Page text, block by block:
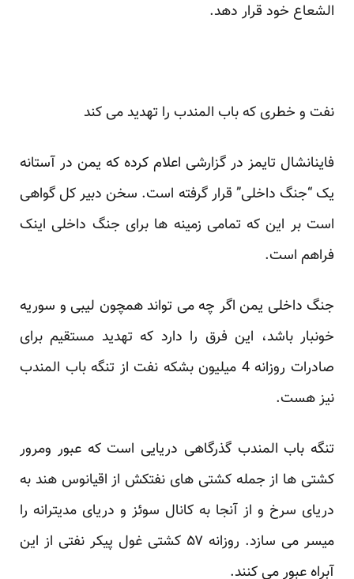
الشعاع خود قرار دهد.
نفت و خطری که باب المندب را تهدید می کند
فاینانشال تایمز در گزارشی اعلام کرده که یمن در آستانه
یک “جنگ داخلی” قرار گرفته است. سخن دبیر کل گواهی
است بر این که تمامی زمینه ها برای جنگ داخلی اینک
فراهم است.
جنگ داخلی یمن اگر چه می تواند همچون لیبی و سوریه
خونبار باشد، این فرق را دارد که تهدید مستقیم برای
صادرات روزانه 4 میلیون بشکه نفت از تنگه باب المندب
نیز هست.
تنگه باب المندب گذرگاهی دریایی است که عبور ومرور
کشتی ها از جمله کشتی های نفتکش از اقیانوس هند به
دریای سرخ و از آنجا به کانال سوئز و دریای مدیترانه را
میسر می سازد. روزانه ۵۷ کشتی غول پیکر نفتی از این
آبراه عبور می کنند.